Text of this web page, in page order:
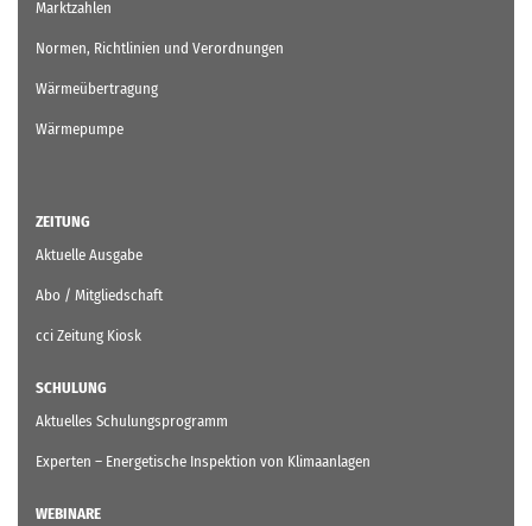
Marktzahlen
Normen, Richtlinien und Verordnungen
Wärmeübertragung
Wärmepumpe
ZEITUNG
Aktuelle Ausgabe
Abo / Mitgliedschaft
cci Zeitung Kiosk
SCHULUNG
Aktuelles Schulungsprogramm
Experten – Energetische Inspektion von Klimaanlagen
WEBINARE